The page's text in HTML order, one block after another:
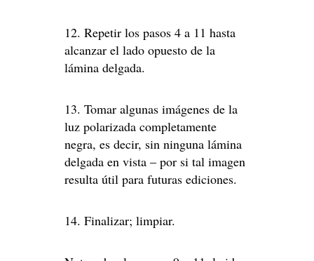
12. Repetir los pasos 4 a 11 hasta
alcanzar el lado opuesto de la
lámina delgada.
13. Tomar algunas imágenes de la
luz polarizada completamente
negra, es decir, sin ninguna lámina
delgada en vista – por si tal imagen
resulta útil para futuras ediciones.
14. Finalizar; limpiar.